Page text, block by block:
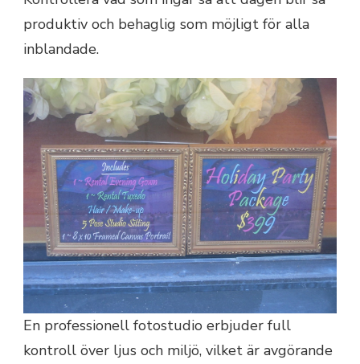
produktiv och behaglig som möjligt för alla
inblandade.
En professionell fotostudio erbjuder full
kontroll över ljus och miljö, vilket är avgörande